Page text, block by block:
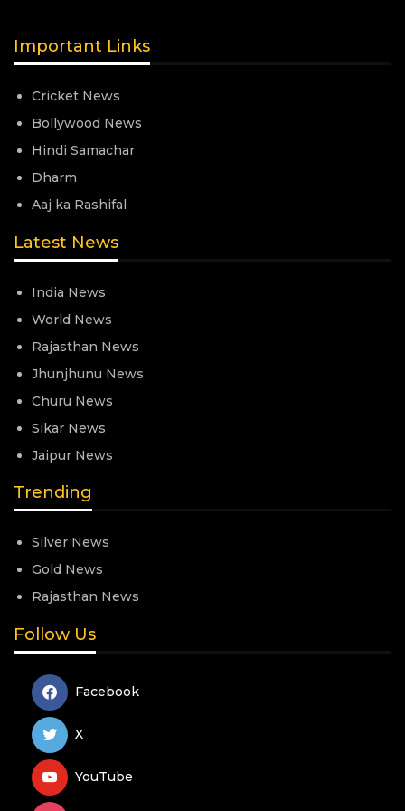
Important Links
Cricket News
Bollywood News
Hindi Samachar
Dharm
Aaj ka Rashifal
Latest News
India News
World News
Rajasthan News
Jhunjhunu News
Churu News
Sikar News
Jaipur News
Trending
Silver News
Gold News
Rajasthan News
Follow Us
Facebook
X
YouTube